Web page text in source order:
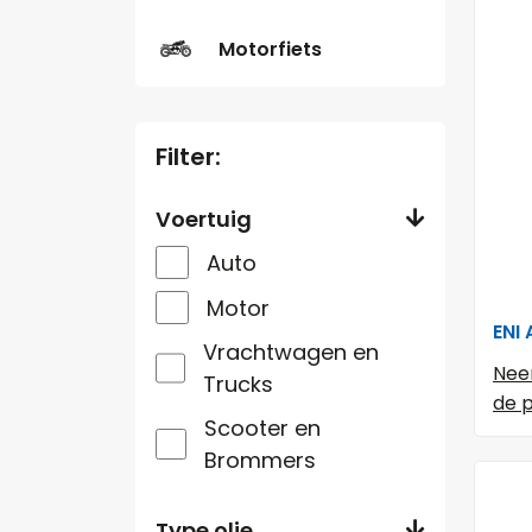
Motorfiets
Filter:
Voertuig
Auto
Motor
Vrachtwagen en
Trucks
Scooter en
Brommers
ENI
de